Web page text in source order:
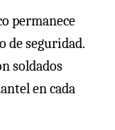
permanece
de seguridad.
soldados
en cada